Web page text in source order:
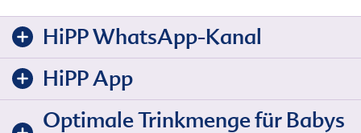
HiPP WhatsApp-Kanal
HiPP App
Optimale Trinkmenge für Babys